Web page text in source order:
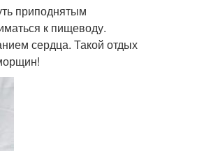
приподнятым
к пищеводу.
сердца. Такой отдых